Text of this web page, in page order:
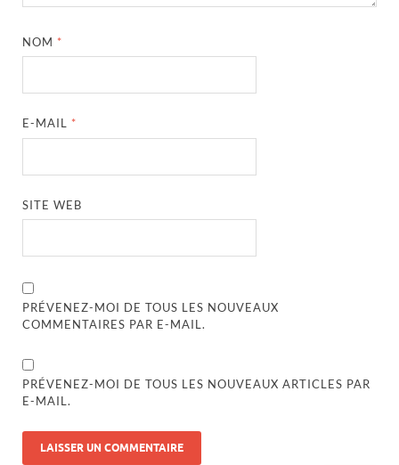
NOM *
E-MAIL *
SITE WEB
PRÉVENEZ-MOI DE TOUS LES NOUVEAUX
COMMENTAIRES PAR E-MAIL.
PRÉVENEZ-MOI DE TOUS LES NOUVEAUX ARTICLES PAR
E-MAIL.